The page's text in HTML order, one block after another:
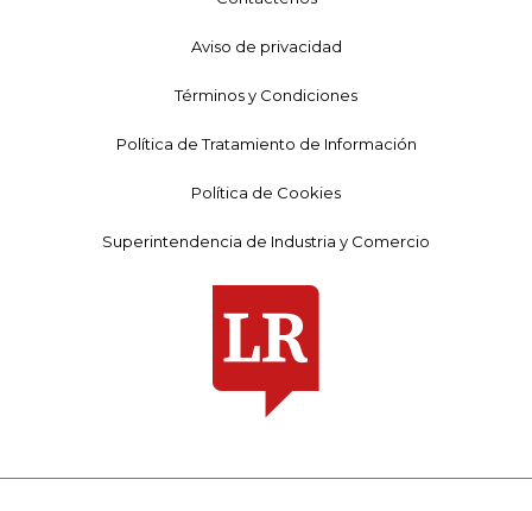
Aviso de privacidad
Términos y Condiciones
Política de Tratamiento de Información
Política de Cookies
Superintendencia de Industria y Comercio